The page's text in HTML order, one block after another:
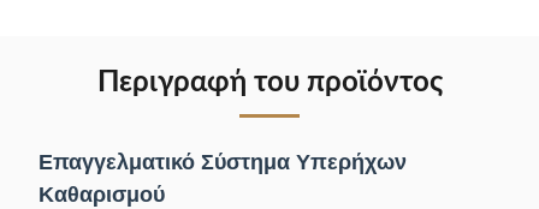
Περιγραφή του προϊόντος
Επαγγελματικό Σύστημα Υπερήχων
Καθαρισμού